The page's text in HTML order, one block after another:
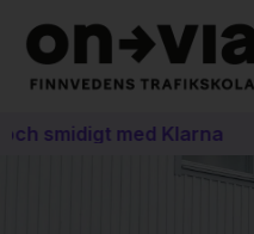
smidigt med Klarna